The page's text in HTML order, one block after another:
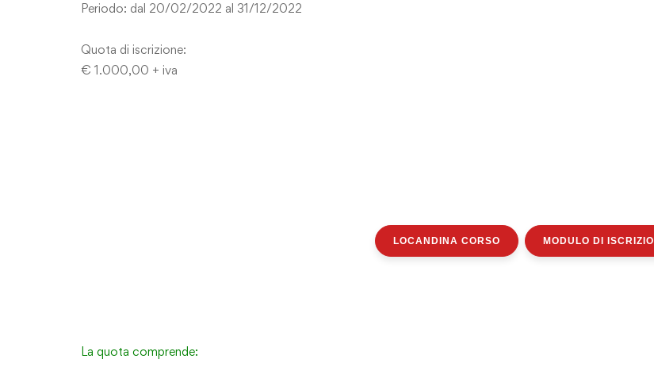
Periodo: dal 20/02/2022 al 31/12/2022
Quota di iscrizione:
€ 1.000,00 + iva
LOCANDINA CORSO MODULO DI
La quota comprende: